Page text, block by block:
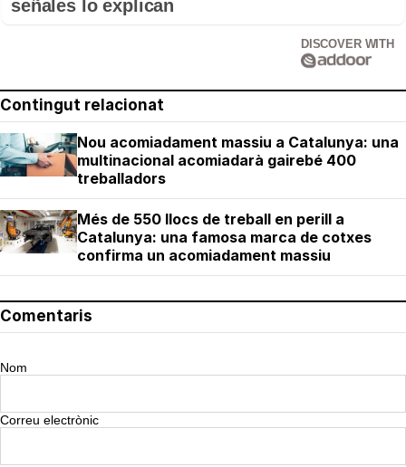
señales lo explican
DISCOVER WITH
Contingut relacionat
Nou acomiadament massiu a Catalunya: una
multinacional acomiadarà gairebé 400
treballadors
Més de 550 llocs de treball en perill a
Catalunya: una famosa marca de cotxes
confirma un acomiadament massiu
Comentaris
Nom
Correu electrònic